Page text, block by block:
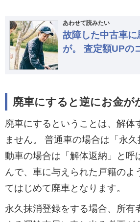
あわせて読みたい
故障した中古車に
が。 査定額UPの
廃車にすると逆にお金が
廃車にするということは、解体
ません。 普通車の場合は「永
動車の場合は「解体返納」と呼
んで、車に与えられた戸籍のよ
てはじめて廃車となります。
永久抹消登録をする場合、所有